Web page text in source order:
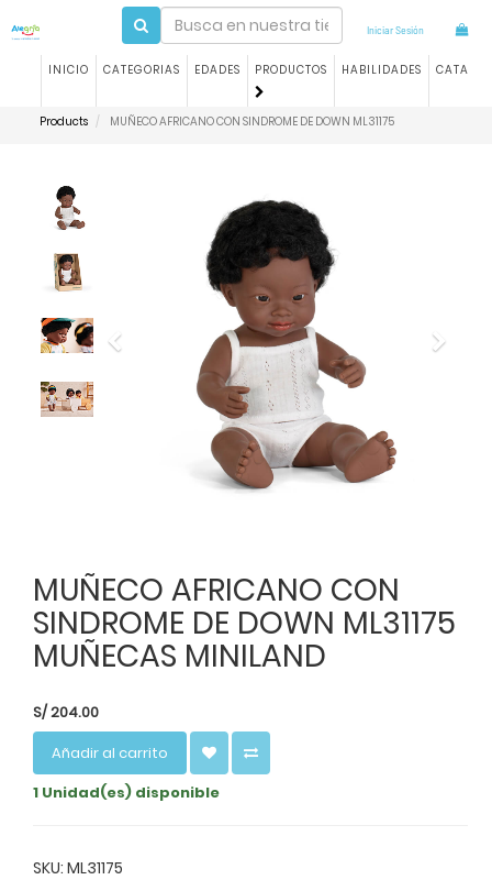
Iniciar Sesión
INICIO CATEGORIAS EDADES PRODUCTOS HABILIDADES
Products MUÑECO AFRICANO CON SINDROME DE DOWN ML31175
MUÑECO AFRICANO CON
SINDROME DE DOWN ML31175
MUÑECAS MINILAND
S/204.00
Añadir al carrito
1 Unidad(es) disponible
SKU: ML31175